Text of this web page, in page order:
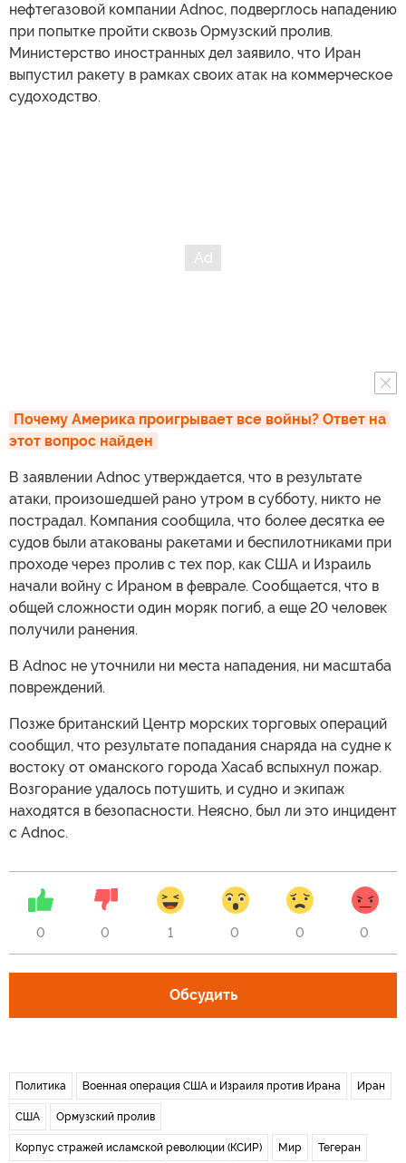
нефтегазовой компании Adnoc, подверглось нападению
при попытке пройти сквозь Ормузский пролив.
Министерство иностранных дел заявило, что Иран
выпустил ракету в рамках своих атак на коммерческое
судоходство.
Почему Америка проигрывает все войны? Ответ на
этот вопрос найден
В заявлении Adnoc утверждается, что в результате
атаки, произошедшей рано утром в субботу, никто не
пострадал. Компания сообщила, что более десятка ее
судов были атакованы ракетами и беспилотниками при
проходе через пролив с тех пор, как США и Израиль
начали войну с Ираном в феврале. Сообщается, что в
общей сложности один моряк погиб, а еще 20 человек
получили ранения.
В Adnoc не уточнили ни места нападения, ни масштаба
повреждений.
Позже британский Центр морских торговых операций
сообщил, что результате попадания снаряда на судне к
востоку от оманского города Хасаб вспыхнул пожар.
Возгорание удалось потушить, и судно и экипаж
находятся в безопасности. Неясно, был ли это инцидент
с Adnoc.
0 0 1 0 0 0
Обсудить
Политика Военная операция США и Израиля против Ирана Иран
США Ормузский пролив
Корпус стражей исламской революции (КСИР) Мир Тегеран